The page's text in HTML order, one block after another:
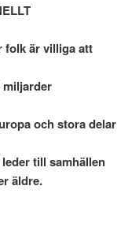
folk är villiga att
miljarder
och stora delar
till samhällen
äldre.